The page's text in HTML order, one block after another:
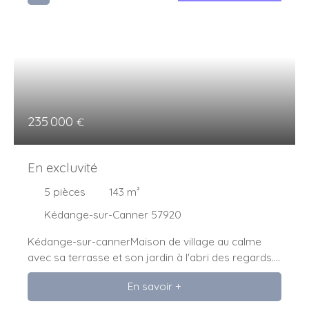
235 000 €
En excluvité
5 pièces 143 m²
Kédange-sur-Canner 57920
Kédange-sur-cannerMaison de village au calme
avec sa terrasse et son jardin à l'abri des regards.
Venez visiter cette belle maison de 143 m²
composée d'une entrée et d'une grande pièce de
vie salon salle à manger de 36 m²avec sa belle
En savoir +